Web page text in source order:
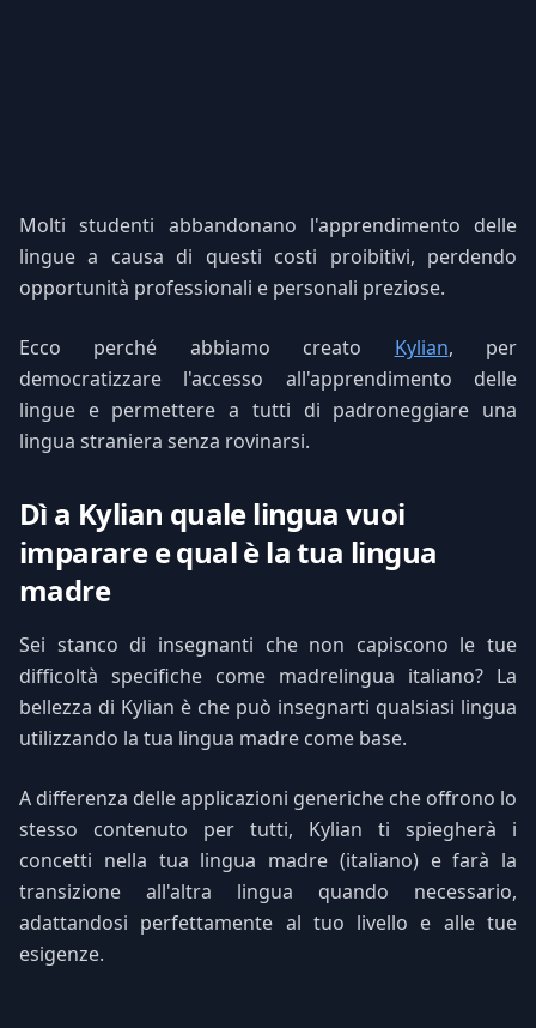
Molti studenti abbandonano l'apprendimento delle
lingue a causa di questi costi proibitivi, perdendo
opportunità professionali e personali preziose.
Ecco perché abbiamo creato Kylian, per
democratizzare l'accesso all'apprendimento delle
lingue e permettere a tutti di padroneggiare una
lingua straniera senza rovinarsi.
Dì a Kylian quale lingua vuoi
imparare e qual è la tua lingua
madre
Sei stanco di insegnanti che non capiscono le tue
difficoltà specifiche come madrelingua italiano? La
bellezza di Kylian è che può insegnarti qualsiasi lingua
utilizzando la tua lingua madre come base.
A differenza delle applicazioni generiche che offrono lo
stesso contenuto per tutti, Kylian ti spiegherà i
concetti nella tua lingua madre (italiano) e farà la
transizione all'altra lingua quando necessario,
adattandosi perfettamente al tuo livello e alle tue
esigenze.